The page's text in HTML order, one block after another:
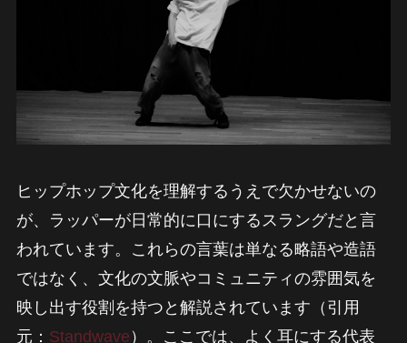
ヒップホップ文化を理解するうえで欠かせないの
が、ラッパーが日常的に口にするスラングだと言
われています。これらの言葉は単なる略語や造語
ではなく、文化の文脈やコミュニティの雰囲気を
映し出す役割を持つと解説されています（引用
元： Standwave ）。ここでは、よく耳にする代表